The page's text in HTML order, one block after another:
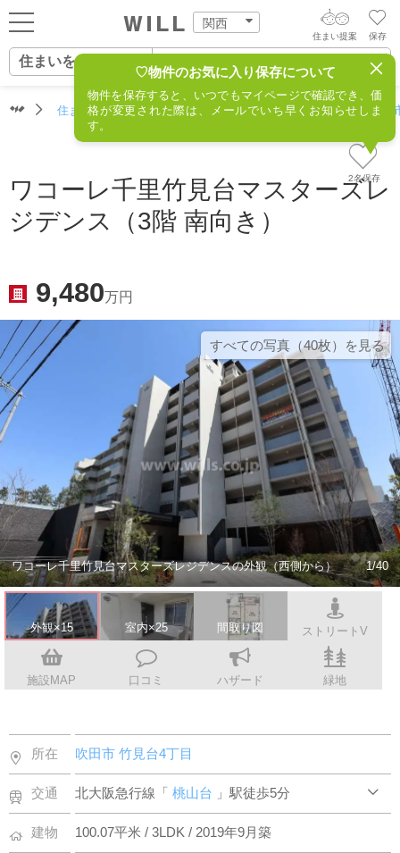
関西
ログイン
新規会員登録
住まいを売る
町を知る
店舗案内
会社案内
保存
住まい提案
住まいをさがす
住まいをさがす
住まい事例をさが
営業所をさがす
スタッフをさがす
AIウィルくんの提案
AI住まい提案を受ける
不動産エージェントの提案
住まいをさがす（関西） 住所からさがす 不動産(吹田
♡物件のお気に入り保存について
物件を保存すると、いつでもマイページで確認でき、価
格が変更された際は、メールでいち早くお知らせしま
す。
2名保存
ワコーレ千里竹見台マスターズレ
ジデンス（3階 南向き）
9,480万円
すべての写真（40枚）を⾒る
ワコーレ千里竹見台マスターズレジデンスの外観（西側から） 1/40
外観×15 室内×25 間取り図 ストリートV
施設MAP 口コミ ハザード 緑地
所在 吹田市竹見台4丁目
交通 北大阪急行線「桃山台 」駅徒歩5分
建物 100.07平米 / 3LDK / 2019年9月築